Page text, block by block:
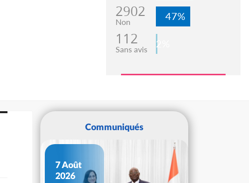
2902
Non 47%
112
Sans avis 2%
Communiqués
7 Août
2026